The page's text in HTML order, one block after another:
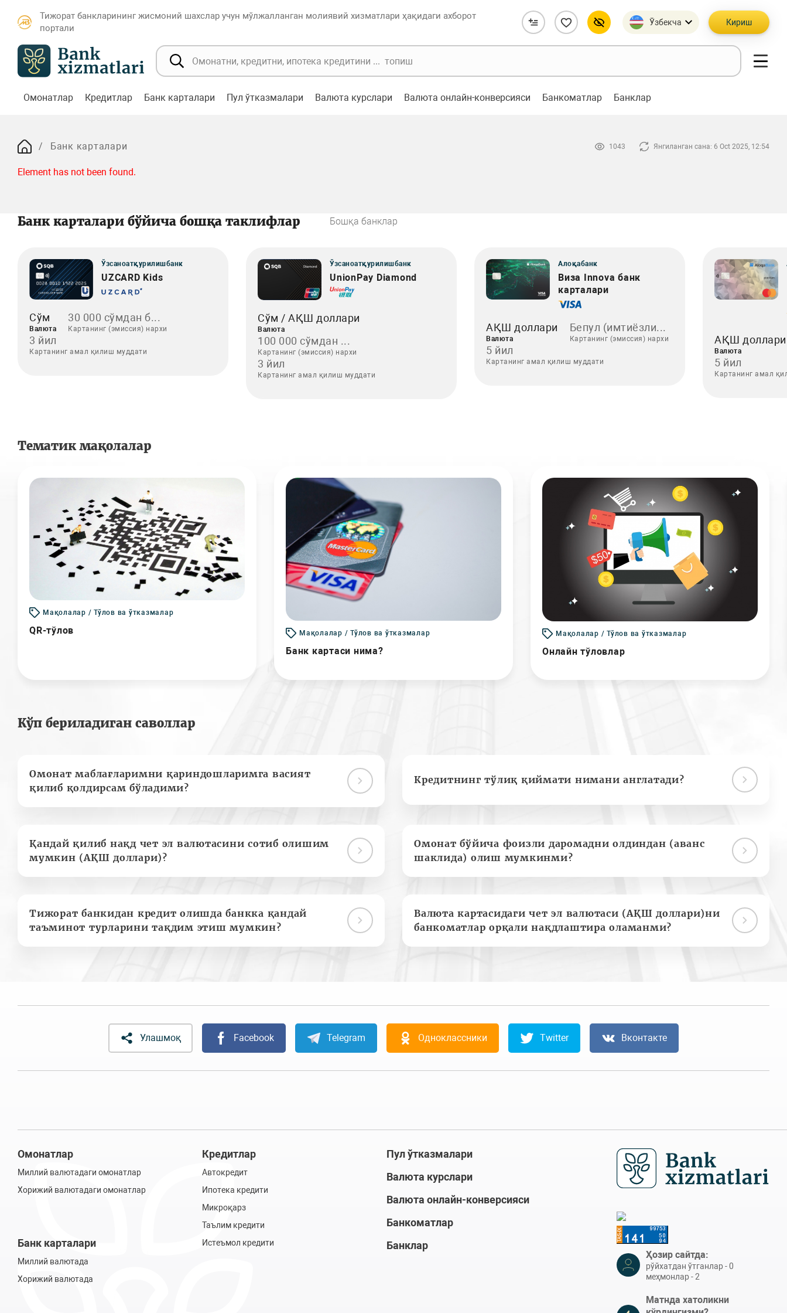
Тижорат банкларининг жисмоний шахслар учун мўлжалланган молиявий хизматлари ҳақидаги ахборот
портали
Ўзбекча Кириш
Омонатлар Кредитлар Банк карталари Пул ўтказмалари Валюта курслари Валюта онлайн-конверсияси Банкоматлар Банклар
Банк карталари 1043 Янгиланган сана: 6 Oct 2025, 12:54
Element has not been found.
Банк карталари бўйича бошқа таклифлар Бошқа банклар
Ўзсаноатқурилишбанк
UZCARD Kids
Сўм
Валюта
30 000 сўмдан б...
Картанинг (эмиссия) нархи
3 йил
Картанинг амал қилиш муддати
Ўзсаноатқурилишбанк
UnionPay Diamond
Сўм / АҚШ доллари
Валюта
100 000 сўмдан ...
Картанинг (эмиссия) нархи
3 йил
Картанинг амал қилиш муддати
Алоқабанк
Виза Innova банк
карталари
АҚШ доллари
Валюта
Бепул (имтиёзли...
Картанинг (эмиссия) нархи
5 йил
Картанинг амал қилиш муддати
АҚШ доллари
Валюта
5 йил
Картанинг амал
Тематик мақолалар
Мақолалар / Тўлов ва ўтказмалар
QR-тўлов Мақолалар / Тўлов ва ўтказмалар
Банк картаси нима?
Мақолалар / Тўлов ва ўтказмалар
Онлайн тўловлар
Кўп бериладиган саволлар
Омонат маблағларимни қариндошларимга васият
қилиб қолдирсам бўладими?
Кредитнинг тўлиқ қиймати нимани англатади?
Қандай қилиб нақд чет эл валютасини сотиб олишим
мумкин (АҚШ доллари)?
Омонат бўйича фоизли даромадни олдиндан (аванс
шаклида) олиш мумкинми?
Тижорат банкидан кредит олишда банкка қандай
таъминот турларини тақдим этиш мумкин?
Валюта картасидаги чет эл валютаси (АҚШ доллари)ни
банкоматлар орқали нақдлаштира оламанми?
Улашмоқ Facebook Telegram Одноклассники Twitter Вконтакте
Омонатлар
Миллий валютадаги омонатлар
Хорижий валютадаги омонатлар
Банк карталари
Миллий валютада
Хорижий валютада
Кредитлар
Автокредит
Ипотека кредити
Микроқарз
Таълим кредити
Истеъмол кредити
Пул ўтказмалари
Валюта курслари
Валюта онлайн-конверсияси
Банкоматлар
Банклар
Ҳозир сайтда:
рўйхатдан ўтганлар - 0
меҳмонлар - 2
Матнда хатоликни